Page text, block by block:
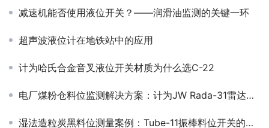
减速机能否使用液位开关？——润滑油监测的关键一环
超声波液位计在地铁站中的应用
计为哈氏合金音叉液位开关材质为什么选C-22
电厂煤粉仓料位监测解决方案：计为JW Rada-31雷达料位计的应用与优势
湿法造粒炭黑料位测量案例：Tube-11振棒料位开关的应用